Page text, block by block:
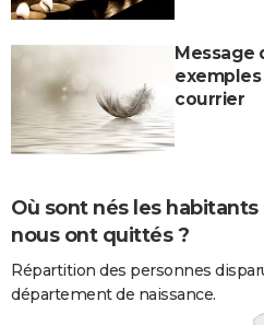
Message
courrier
Où sont nés les
nous ont quittés ?
Répartition des personnes
département de naissance.